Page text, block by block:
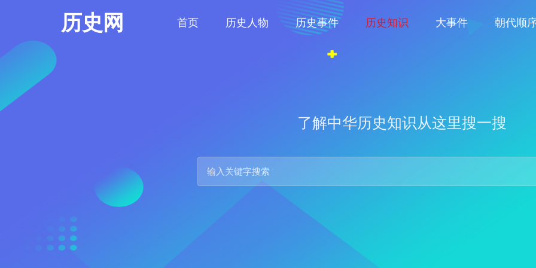
历史网 首页 历史人物 历史事件 历史知识 大事件 朝代顺
了解中华历史知识从这里搜一搜